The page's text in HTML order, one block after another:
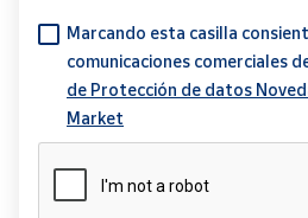
Marcando esta casilla
comunicaciones comerciales
de Protección de datos
Market